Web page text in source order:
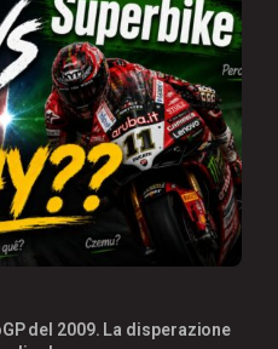
del 2009. La disperazione